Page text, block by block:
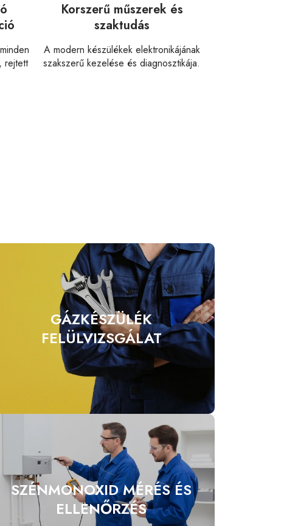
rejtett
Korszerű műszerek és
szaktudás
A modern készülékek elektronikájának
szakszerű kezelése és diagnosztikája.
GÁZKÉSZÜLÉK
FELÜLVIZSGÁLAT
SZÉNMONOXID MÉRÉS ÉS
ELLENŐRZÉS